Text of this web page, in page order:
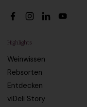
FacebookInstagram
LinkedInYouTube
Highlights
Weinwissen
Rebsorten
Entdecken
viDeli Story